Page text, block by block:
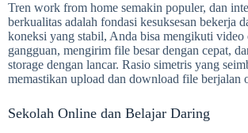
Tren work from home semakin populer, dan
berkualitas adalah fondasi kesuksesan bekerja
koneksi yang stabil, Anda bisa mengikuti video
gangguan, mengirim file besar dengan cepat,
storage dengan lancar. Rasio simetris yang
memastikan upload dan download file berjalan
Sekolah Online dan Belajar Daring